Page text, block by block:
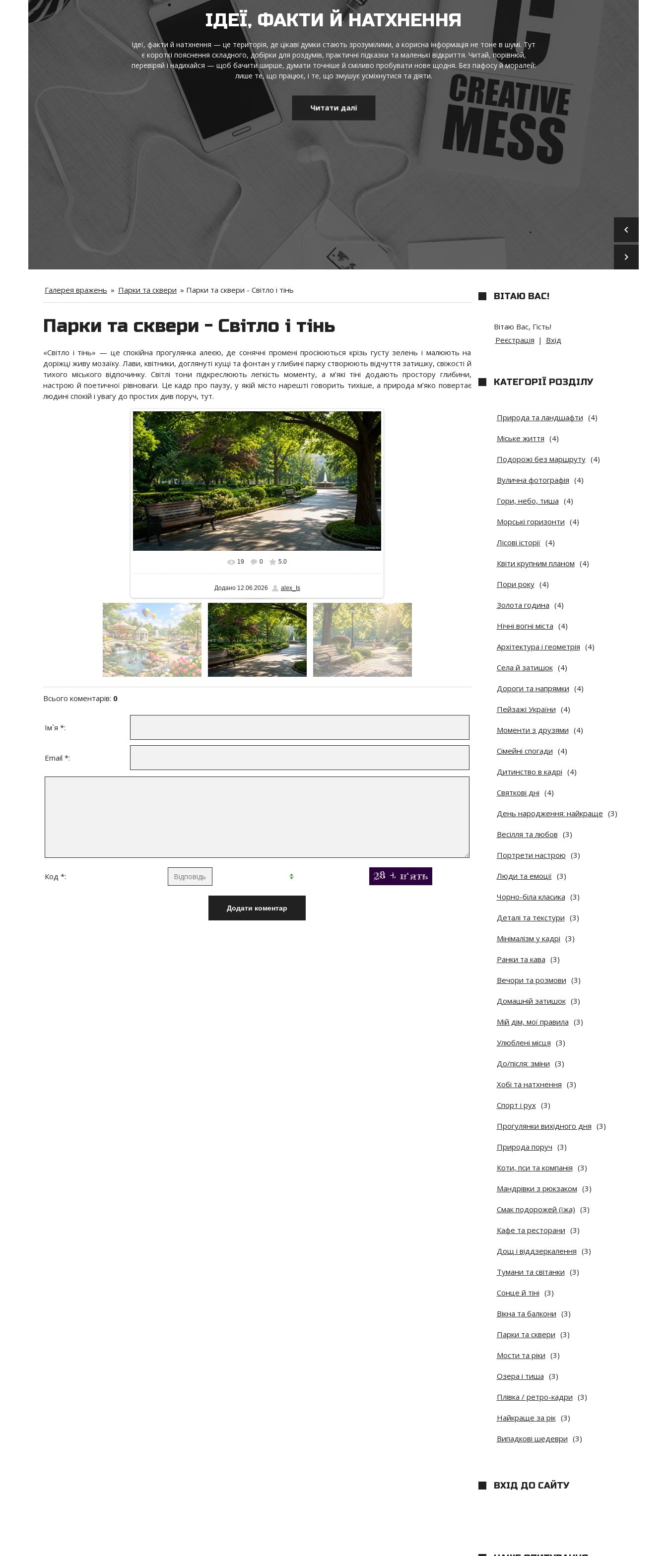
keyboard_arrow_left
keyboard_arrow_right
ІДЕЇ, ФАКТИ Й НАТХНЕННЯ
Ідеї, факти й натхнення — це територія, де цікаві думки стають зрозумілими, а корисна інформація не тоне в шумі. Тут
є короткі пояснення складного, добірки для роздумів, практичні підказки та маленькі відкриття. Читай, порівнюй,
перевіряй і надихайся — щоб бачити ширше, думати точніше й сміливо пробувати нове щодня. Без пафосу й моралей:
лише те, що працює, і те, що змушує усміхнутися та діяти.
Читати далі
Галерея вражень » Парки та сквери » Парки та сквери - Світло і тінь
Парки та сквери - Світло і тінь
«Світло і тінь» — це спокійна прогулянка алеєю, де сонячні промені просіюються крізь густу зелень і малюють на
доріжці живу мозаїку. Лави, квітники, доглянуті кущі та фонтан у глибині парку створюють відчуття затишку, свіжості й
тихого міського відпочинку. Світлі тони підкреслюють легкість моменту, а м’які тіні додають простору глибини,
настрою й поетичної рівноваги. Це кадр про паузу, у якій місто нарешті говорить тихіше, а природа м’яко повертає
людині спокій і увагу до простих див поруч, тут.
У реальному розмірі 1600x900
19 0 5.0
Додано12.06.2026 alex_Is
Всього коментарів: 0
Ім`я *:
Email *:
Код *:
ВІТАЮ ВАС!
Вітаю Вас, Гість!
Реєстрація | Вхід
КАТЕГОРІЇ РОЗДІЛУ
Природа та ландшафти (4)
Міське життя (4)
Подорожі без маршруту (4)
Вулична фотографія (4)
Гори, небо, тиша (4)
Морські горизонти (4)
Лісові історії (4)
Квіти крупним планом (4)
Пори року (4)
Золота година (4)
Нічні вогні міста (4)
Архітектура і геометрія (4)
Села й затишок (4)
Дороги та напрямки (4)
Пейзажі України (4)
Моменти з друзями (4)
Сімейні спогади (4)
Дитинство в кадрі (4)
Святкові дні (4)
День народження: найкраще (3)
Весілля та любов (3)
Портрети настрою (3)
Люди та емоції (3)
Чорно-біла класика (3)
Деталі та текстури (3)
Мінімалізм у кадрі (3)
Ранки та кава (3)
Вечори та розмови (3)
Домашній затишок (3)
Мій дім, мої правила (3)
Улюблені місця (3)
До/після: зміни (3)
Хобі та натхнення (3)
Спорт і рух (3)
Прогулянки вихідного дня (3)
Природа поруч (3)
Коти, пси та компанія (3)
Мандрівки з рюкзаком (3)
Смак подорожей (їжа) (3)
Кафе та ресторани (3)
Дощ і віддзеркалення (3)
Тумани та світанки (3)
Сонце й тіні (3)
Вікна та балкони (3)
Парки та сквери (3)
Мости та ріки (3)
Озера і тиша (3)
Плівка / ретро-кадри (3)
Найкраще за рік (3)
Випадкові шедеври (3)
ВХІД ДО САЙТУ